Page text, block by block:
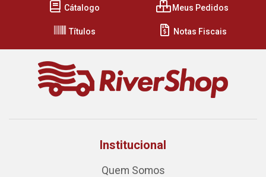
Cátalogo Meus Pedidos
Títulos Notas Fiscais
Institucional
Quem Somos